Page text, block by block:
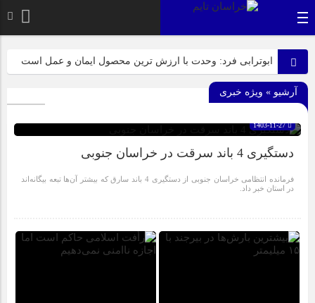
ابوترابی فرد: وحدت با ارزش ترین محصول ایمان و عمل است
بیرجند، میزبان لاله‌های بی‌نشان در روز عزای مادر
عرب زاده: آماده این تا میزبانی شایسته ای از پیکر مطهر شهدای
گمنام داشته باشیم
ازابتدای سالجاری صورت گرفت؛ روکش ۴۴۷ کیلومتر از
محورهای خراسان جنوبی
استکبار» + تصاویر
آرشیو » ویژه خبری
1403-11-27
دستگیری 4 باند سرقت در خراسان جنوبی
فرمانده انتظامی خراسان جنوبی از دستگیری 4 باند سارق که بیشتر آن‌ها تبعه بیگانه‌اند
در استان خبر داد.